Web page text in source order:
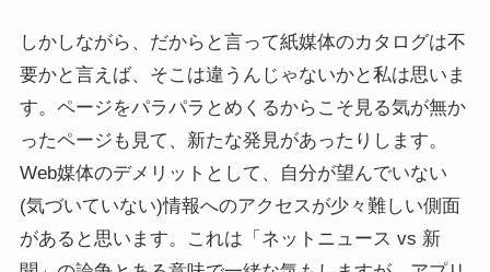
しかしながら、だからと言って紙媒体のカタログは不
要かと言えば、そこは違うんじゃないかと私は思いま
す。ページをパラパラとめくるからこそ見る気が無か
ったページも見て、新たな発見があったりします。
Web媒体のデメリットとして、自分が望んでいない
(気づいていない)情報へのアクセスが少々難しい側面
があると思います。これは「ネットニュース vs 新